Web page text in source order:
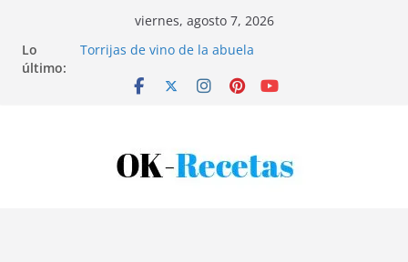
contenido
viernes, agosto 7, 2026
Lo
último:
Torrijas de vino de la abuela
Bandeja de pescaíto frito